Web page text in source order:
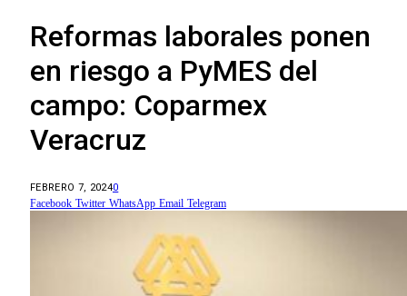
Reformas laborales ponen
en riesgo a PyMES del
campo: Coparmex
Veracruz
FEBRERO 7, 20240
Facebook Twitter WhatsApp Email Telegram